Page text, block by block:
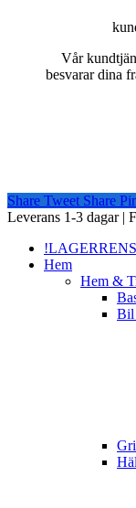
Vår
besvarar dina
Share Tweet Share
Close
Leverans 1-3 dagar |
Hem
Hem &
Bil